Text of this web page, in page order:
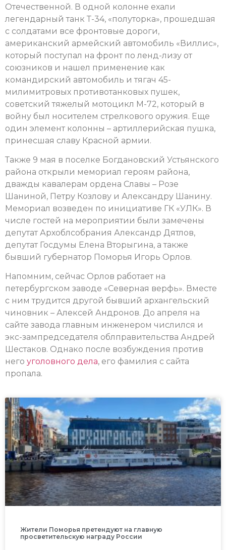
Отечественной. В одной колонне ехали
легендарный танк Т-34, «полуторка», прошедшая
с солдатами все фронтовые дороги,
американский армейский автомобиль «Виллис»,
который поступал на фронт по ленд-лизу от
союзников и нашел применение как
командирский автомобиль и тягач 45-
милимитровых противотанковых пушек,
советский тяжелый мотоцикл М-72, который в
войну был носителем стрелкового оружия. Еще
один элемент колонны – артиллерийская пушка,
принесшая славу Красной армии.
Также 9 мая в поселке Богдановский Устьянского
района открыли мемориал героям района,
дважды кавалерам ордена Славы – Розе
Шаниной, Петру Козлову и Александру Шанину.
Мемориал возведен по инициативе ГК «УЛК». В
числе гостей на мероприятии были замечены
депутат Архоблсобрания Александр Дятлов,
депутат Госдумы Елена Вторыгина, а также
бывший губернатор Поморья Игорь Орлов.
Напомним, сейчас Орлов работает на
петербургском заводе «Северная верфь». Вместе
с ним трудится другой бывший архангельский
чиновник – Алексей Андронов. До апреля на
сайте завода главным инженером числился и
экс-зампредседателя облправительства Андрей
Шестаков. Однако после возбуждения против
него уголовного дела, его фамилия с сайта
пропала.
Жители Поморья претендуют на главную
просветительскую награду России